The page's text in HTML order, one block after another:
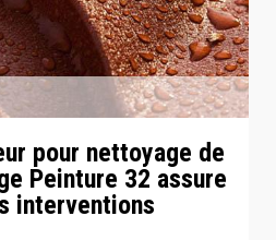
pour nettoyage de
Peinture 32 assure
interventions